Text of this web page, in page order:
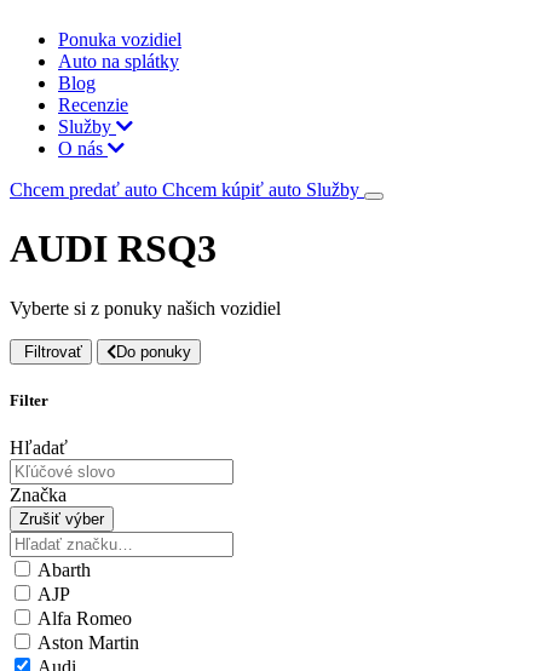
Ponuka vozidiel
Auto na splátky
Blog
Recenzie
Služby
O nás
Chcem predať auto Chcem kúpiť auto Služby
AUDI RSQ3
Vyberte si z ponuky našich vozidiel
Filtrovať Do ponuky
Filter
Hľadať
Značka
Zrušiť výber
Abarth
AJP
Alfa Romeo
Aston Martin